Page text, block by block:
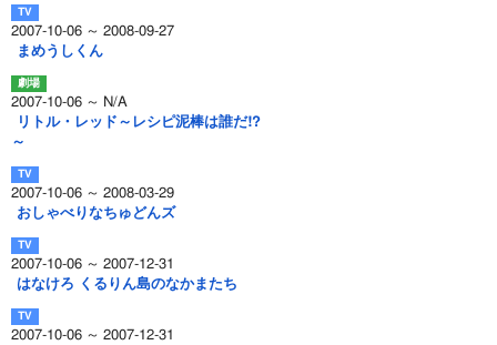
2007-10-06 ～ 2008-09-27
まめうしくん
2007-10-06 ～ N/A
リトル・レッド～レシピ泥棒は誰だ!?
～
2007-10-06 ～ 2008-03-29
おしゃべりなちゅどんズ
2007-10-06 ～ 2007-12-31
はなけろ くるりん島のなかまたち
2007-10-06 ～ 2007-12-31